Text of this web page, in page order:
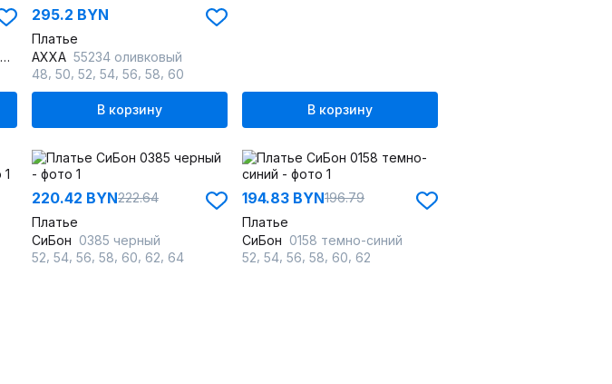
295.2 BYN
Платье
AXXA 55234 оливковый
48 50 52 54 56 58 60
В корзину В корзину
220.42 BYN222.64
Платье
СиБон 0385 черный
52 54 56 58 60 62 64
194.83 BYN196.79
Платье
СиБон 0158 темно-синий
52 54 56 58 60 62